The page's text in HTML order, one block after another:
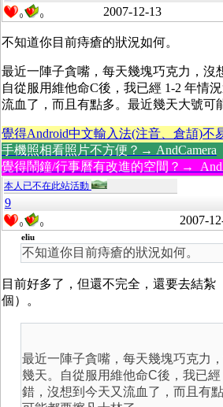
0 0 2007-12-13
不知道你目前痔瘡的狀況如何。
最近一陣子貪嘴，每天幾塊巧克力，沒
自從服用維他命C後，我已經 1-2 年情
流血了，而且有點多。最近幾天大號可
覺得Android中文輸入法(注音、倉頡)不
手機照相看照片不方便？→ AndCamera
覺得鬧鐘/行事曆有改進的空間？→
本人已不在此站活動
9
0 0 2007-
eliu
不知道你目前痔瘡的狀況如何。
目前好多了，但還不完全，還要去結紮
個）。
最近一陣子貪嘴，每天幾塊巧克力
幾天。自從服用維他命C後，我已
錯，沒想到今天又流血了，而且有